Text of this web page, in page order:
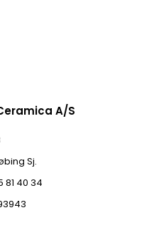
A/S
Sj.
81 40 34